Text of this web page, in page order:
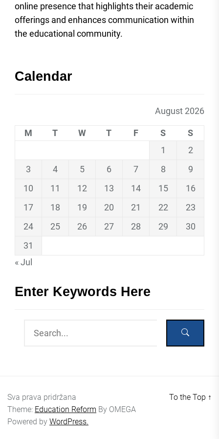
online presence that highlights their academic
offerings and enhances communication within
the educational community.
Calendar
August 2026
M T W T F S
S
1
2
3
4 5 6 7 8
9
10
11 12 13 14 15
16
17
18 19 20 21 22
23
24
25 26 27 28 29
30
31
« Jul
Enter Keywords Here
Sva prava pridržana
Theme: Education Reform By OMEGA
Powered by WordPress.
To the Top ↑